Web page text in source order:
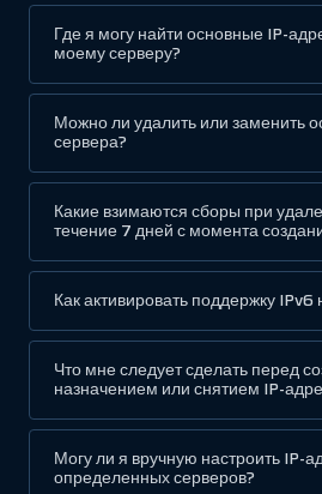
Где я могу найти основные IP-
моему серверу?
Можно ли удалить или заменить
сервера?
Какие взимаются сборы при
течение 7 дней с момента
Как активировать поддержку
Что мне следует сделать перед
назначением или снятием IP-
Могу ли я вручную настроить IP-
определенных серверов?